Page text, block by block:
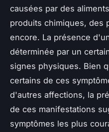
causées par des
produits chimiques, des
encore. La présence
déterminée par un
signes physiques. Bien
certains de ces
d'autres affections, la
de ces manifestations
symptômes les plus